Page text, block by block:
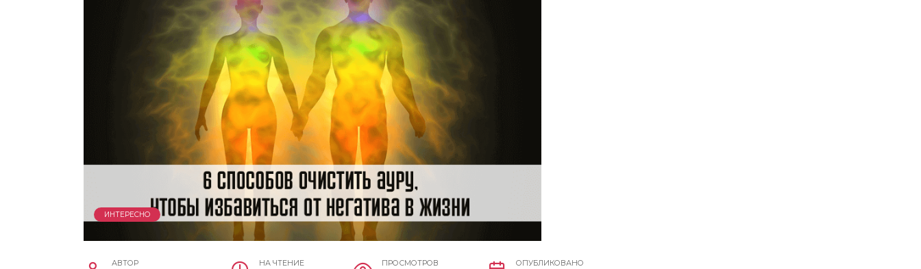
ИНТЕРЕСНО
АВТОР НА ЧТЕНИЕ ПРОСМОТРОВ ОПУБЛИКОВАНО